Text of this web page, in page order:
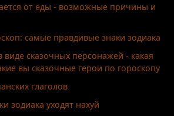
от еды - возможные причины и
самые правдивые знаки зодиака
виде сказочных персонажей - какая
вы сказочные герои по гороскопу
глаголов
зодиака уходят нахуй